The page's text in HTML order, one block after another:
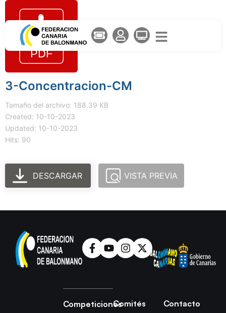
3-Concentracion-CM
Tamaño del archivo: 188.39 KB
Created: 10-10-2023
Updated: 10-10-2023
Hits: 90
DESCARGAR VISTA PREVIA
CompeticionesComités
Contacto